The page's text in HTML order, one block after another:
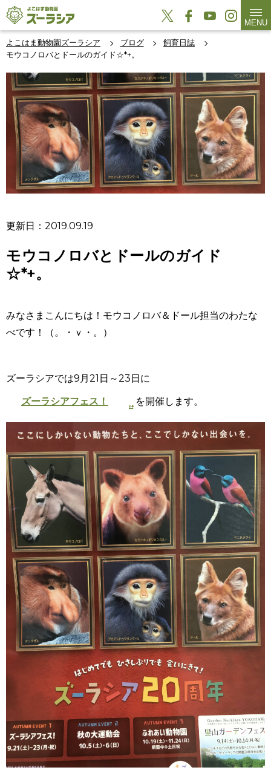
MENU
よこはま動物園ズーラシア ブログ
飼育日誌
モウコノロバとドールのガイド☆*+。
更新日：2019.09.19
モウコノロバとドールのガイド
☆*+。
みなさまこんにちは！モウコノロバ＆ドール担当のわたな
べです！（。・ｖ・。）
ズーラシアでは9月21日～23日に
ズーラシアフェス！
を開催します。